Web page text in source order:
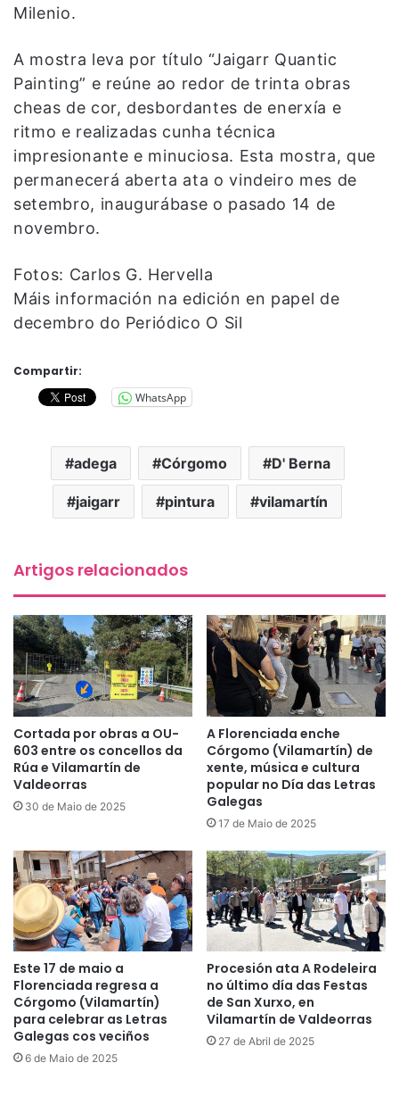
Milenio.
A mostra leva por título “Jaigarr Quantic
Painting” e reúne ao redor de trinta obras
cheas de cor, desbordantes de enerxía e
ritmo e realizadas cunha técnica
impresionante e minuciosa. Esta mostra, que
permanecerá aberta ata o vindeiro mes de
setembro, inaugurábase o pasado 14 de
novembro.
Fotos: Carlos G. Hervella
Máis información na edición en papel de
decembro do Periódico O Sil
Compartir:
WhatsApp
adega Córgomo D' Berna
jaigarr pintura vilamartín
Artigos relacionados
Cortada por obras a OU-
603 entre os concellos da
Rúa e Vilamartín de
Valdeorras
30 de Maio de 2025
A Florenciada enche
Córgomo (Vilamartín) de
xente, música e cultura
popular no Día das Letras
Galegas
17 de Maio de 2025
Este 17 de maio a
Florenciada regresa a
Córgomo (Vilamartín)
para celebrar as Letras
Galegas cos veciños
6 de Maio de 2025
Procesión ata A Rodeleira
no último día das Festas
de San Xurxo, en
Vilamartín de Valdeorras
27 de Abril de 2025